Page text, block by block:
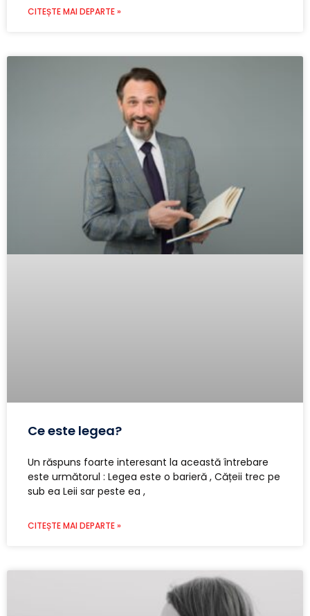
CITEȘTE MAI DEPARTE »
Ce este legea?
Un răspuns foarte interesant la această întrebare
este următorul : Legea este o barieră , Cățeii trec pe
sub ea Leii sar peste ea ,
CITEȘTE MAI DEPARTE »